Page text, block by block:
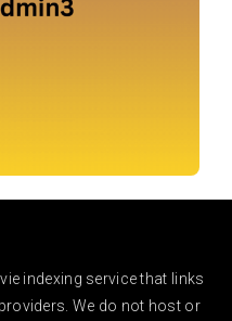
indexing service that links
We do not host or